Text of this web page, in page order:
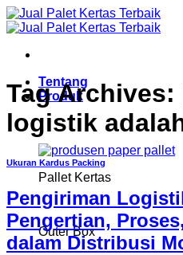
Skip
to
Tentang
Produk
Pallet Kertas
Outer Box
Tag Archives:
logistik
Ukuran Kardus Packing
Pengiriman
Pengertian,
dalam Distribusi